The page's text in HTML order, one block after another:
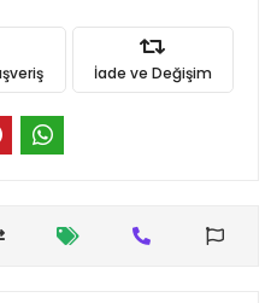
İade ve Değişim